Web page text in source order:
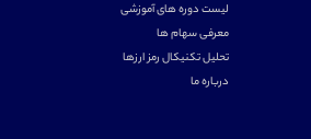
لیست دوره های آموزشی
معرفی سهام ها
تحلیل تکنیکال رمز ارزها
درباره ما